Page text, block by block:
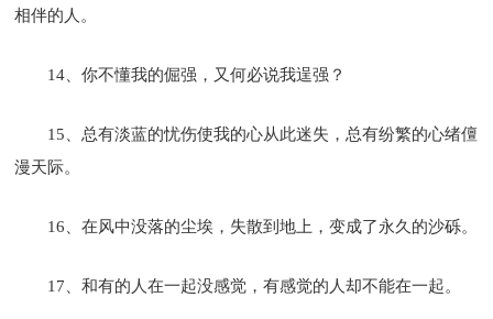
相伴的人。
14、你不懂我的倔强，又何必说我逞强？
15、总有淡蓝的忧伤使我的心从此迷失，总有纷繁的心绪儃
漫天际。
16、在风中没落的尘埃，失散到地上，变成了永久的沙砾。
17、和有的人在一起没感觉，有感觉的人却不能在一起。